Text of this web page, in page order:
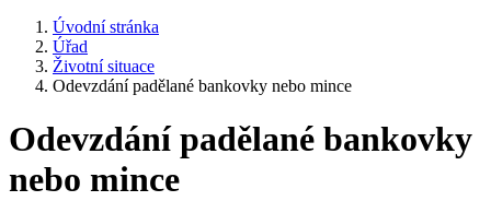
Úvodní stránka
Úřad
Životní situace
Odevzdání padělané bankovky nebo mince
Odevzdání padělané bankovky
nebo mince